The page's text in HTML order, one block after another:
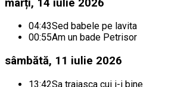
marți, 14 iulie 2026
04:43Sed babele pe lavita
00:55Am un bade Petrisor
sâmbătă, 11 iulie 2026
13:42Sa traiasca cui i-i bine